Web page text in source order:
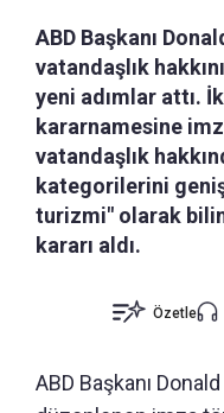
ABD Başkanı
vatandaşlık
yeni adımlar attı.
kararnamesine
vatandaşlık
kategorilerini
turizmi" olarak
kararı aldı.
Özetle
ABD Başkanı